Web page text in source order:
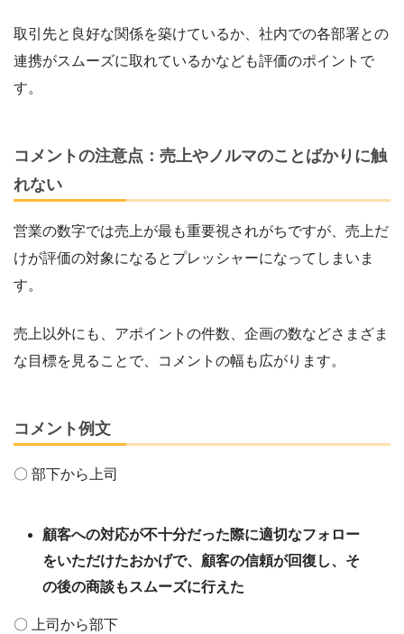
取引先と良好な関係を築けているか、社内での各部署との
連携がスムーズに取れているかなども評価のポイントで
す。
コメントの注意点：売上やノルマのことばかりに触
れない
営業の数字では売上が最も重要視されがちですが、売上だ
けが評価の対象になるとプレッシャーになってしまいま
す。
売上以外にも、アポイントの件数、企画の数などさまざま
な目標を見ることで、コメントの幅も広がります。
コメント例文
〇 部下から上司
顧客への対応が不十分だった際に適切なフォロー
をいただけたおかげで、顧客の信頼が回復し、そ
の後の商談もスムーズに行えた
〇 上司から部下